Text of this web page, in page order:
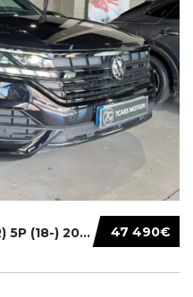
47 490€
VOLKSWAGEN TOUAREG (CR) 5P (18-) 2021...